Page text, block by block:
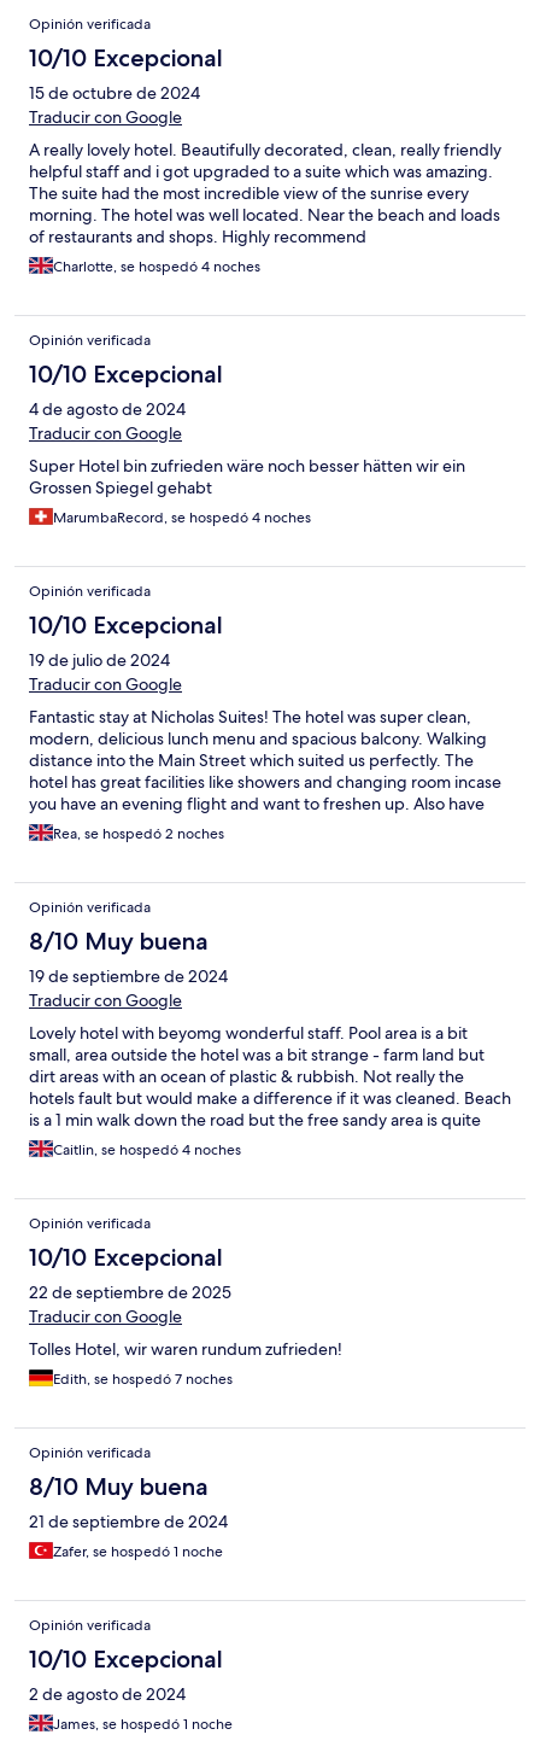
Opinión verificada
10/10 Excepcional
15 de octubre de 2024
Traducir con Google
A really lovely hotel. Beautifully decorated, clean, really friendly
helpful staff and i got upgraded to a suite which was amazing.
The suite had the most incredible view of the sunrise every
morning. The hotel was well located. Near the beach and loads
of restaurants and shops. Highly recommend
Charlotte, se hospedó 4 noches
Opinión verificada
10/10 Excepcional
4 de agosto de 2024
Traducir con Google
Super Hotel bin zufrieden wäre noch besser hätten wir ein
Grossen Spiegel gehabt
MarumbaRecord, se hospedó 4 noches
Opinión verificada
10/10 Excepcional
19 de julio de 2024
Traducir con Google
Fantastic stay at Nicholas Suites! The hotel was super clean,
modern, delicious lunch menu and spacious balcony. Walking
distance into the Main Street which suited us perfectly. The
hotel has great facilities like showers and changing room incase
you have an evening flight and want to freshen up. Also have
charging sockets in reception which is fab! Eco friendly shower
bits for the room too. Highly recommend !
Rea, se hospedó 2 noches
Opinión verificada
8/10 Muy buena
19 de septiembre de 2024
Traducir con Google
Lovely hotel with beyomg wonderful staff. Pool area is a bit
small, area outside the hotel was a bit strange - farm land but
dirt areas with an ocean of plastic & rubbish. Not really the
hotels fault but would make a difference if it was cleaned. Beach
is a 1 min walk down the road but the free sandy area is quite
rocky and not super nice to swim, so we had to rent beach
loungers everyday. Just something to be aware of. Breakfast
warm at all times - that could be improved. Staff 12/10
Caitlin, se hospedó 4 noches
Opinión verificada
10/10 Excepcional
22 de septiembre de 2025
Traducir con Google
Tolles Hotel, wir waren rundum zufrieden!
Edith, se hospedó 7 noches
Opinión verificada
8/10 Muy buena
21 de septiembre de 2024
Zafer, se hospedó 1 noche
Opinión verificada
10/10 Excepcional
2 de agosto de 2024
James, se hospedó 1 noche